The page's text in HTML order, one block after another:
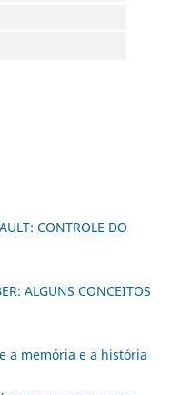
CONTROLE DO
ALGUNS CONCEITOS
a memória e a história